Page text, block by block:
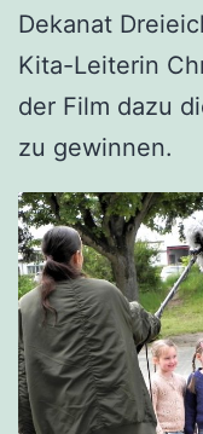
Dekanat
Kita-Leiterin
der Film dazu
zu gewinnen.